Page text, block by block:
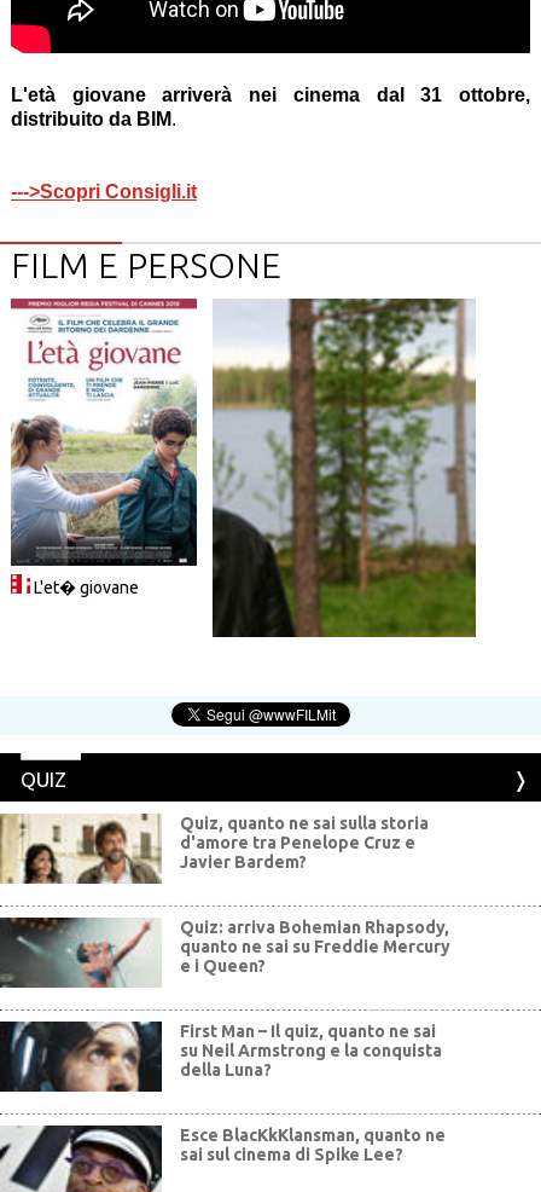
L'età giovane arriverà nei cinema dal 31 ottobre,
distribuito da BIM.
--->Scopri Consigli.it
FILM E PERSONE
L'et� giovane
QUIZ
Quiz, quanto ne sai sulla storia
d'amore tra Penelope Cruz e
Javier Bardem?
Quiz: arriva Bohemian Rhapsody,
quanto ne sai su Freddie Mercury
e i Queen?
First Man – Il quiz, quanto ne sai
su Neil Armstrong e la conquista
della Luna?
Esce BlacKkKlansman, quanto ne
sai sul cinema di Spike Lee?